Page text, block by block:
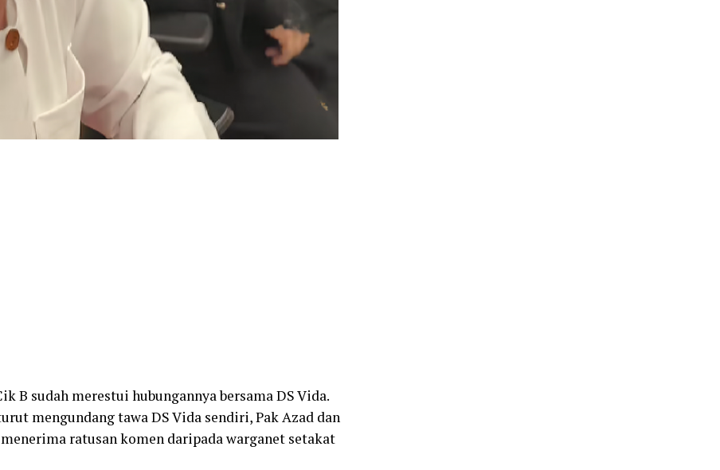
B sudah merestui hubungannya bersama DS Vida.
mengundang tawa DS Vida sendiri, Pak Azad dan
ratusan komen daripada warganet setakat